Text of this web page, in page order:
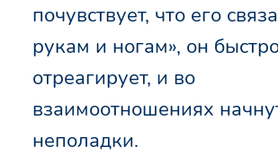
почувствует, что его
рукам и ногам», он
отреагирует, и во
взаимоотношениях
неполадки.